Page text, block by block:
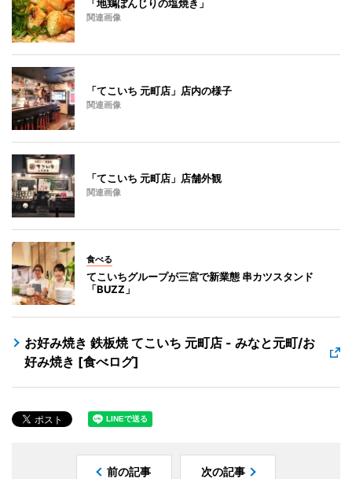
「地鶏ぼんじりの塩焼き」
関連画像
「てこいち 元町店」店内の様子
関連画像
「てこいち 元町店」店舗外観
関連画像
食べる
てこいちグループが三宮で新業態 串カツスタンド
「BUZZ」
お好み焼き 鉄板焼 てこいち 元町店 - みなと元町/お
好み焼き [食べログ]
前の記事 次の記事